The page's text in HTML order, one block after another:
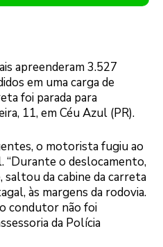
apreenderam 3.527
em uma carga de
foi parada para
11, em Céu Azul (PR).
o motorista fugiu ao
“Durante o deslocamento,
da cabine da carreta
às margens da rodovia.
condutor não foi
da Polícia